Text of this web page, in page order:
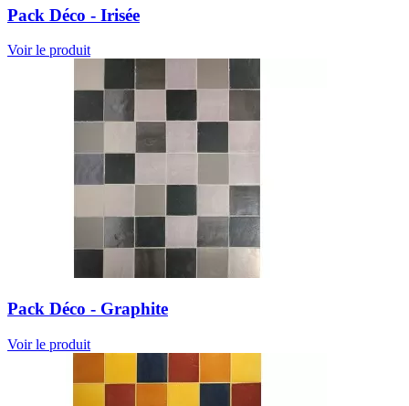
Pack Déco - Irisée
Voir le produit
Pack Déco - Graphite
Voir le produit